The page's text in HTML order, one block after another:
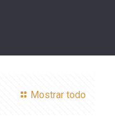
Mostrar todo